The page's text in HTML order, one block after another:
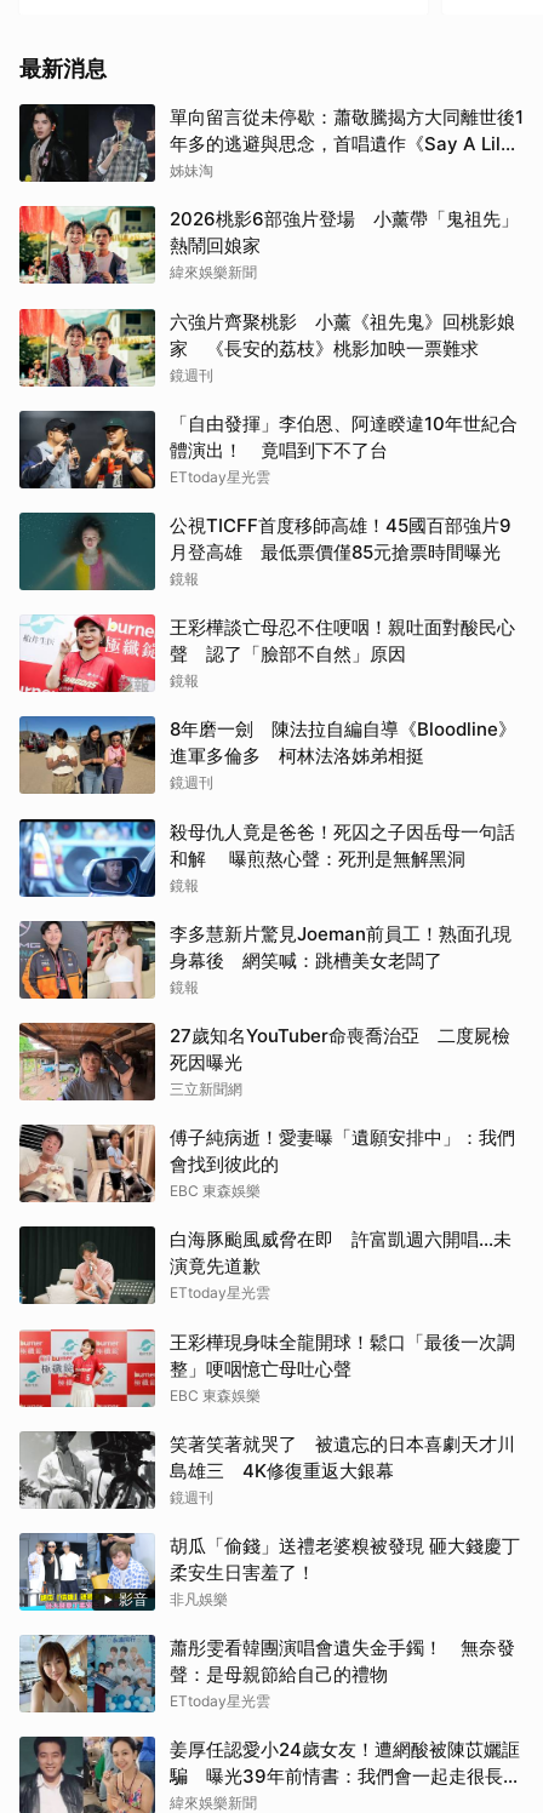
最新消息
單向留言從未停歇：蕭敬騰揭方大同離世後1
年多的逃避與思念，首唱遺作《Say A Lil
Something》
姊妹淘
2026桃影6部強片登場 小薰帶「鬼祖先」
熱鬧回娘家
緯來娛樂新聞
六強片齊聚桃影 小薰《祖先鬼》回桃影娘
家 《長安的荔枝》桃影加映一票難求
鏡週刊
「自由發揮」李伯恩、阿達睽違10年世紀合
體演出！ 竟唱到下不了台
ETtoday星光雲
公視TICFF首度移師高雄！45國百部強片9
月登高雄 最低票價僅85元搶票時間曝光
鏡報
王彩樺談亡母忍不住哽咽！親吐面對酸民心
聲 認了「臉部不自然」原因
鏡報
8年磨一劍 陳法拉自編自導《Bloodline》
進軍多倫多 柯林法洛姊弟相挺
鏡週刊
殺母仇人竟是爸爸！死囚之子因岳母一句話
和解 曝煎熬心聲：死刑是無解黑洞
鏡報
李多慧新片驚見Joeman前員工！熟面孔現
身幕後 網笑喊：跳槽美女老闆了
鏡報
27歲知名YouTuber命喪喬治亞 二度屍檢
死因曝光
三立新聞網
傅子純病逝！愛妻曝「遺願安排中」：我們
會找到彼此的
EBC 東森娛樂
白海豚颱風威脅在即 許富凱週六開唱...未
演竟先道歉
ETtoday星光雲
王彩樺現身味全龍開球！鬆口「最後一次調
整」哽咽憶亡母吐心聲
EBC 東森娛樂
笑著笑著就哭了 被遺忘的日本喜劇天才川
島雄三 4K修復重返大銀幕
鏡週刊
影音
胡瓜「偷錢」送禮老婆糗被發現 砸大錢慶丁
柔安生日害羞了！
非凡娛樂
蕭彤雯看韓團演唱會遺失金手鐲！ 無奈發
聲：是母親節給自己的禮物
ETtoday星光雲
姜厚任認愛小24歲女友！遭網酸被陳苡孋誆
騙 曝光39年前情書：我們會一起走很長的
路
緯來娛樂新聞
取消